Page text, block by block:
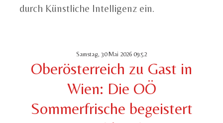
durch Künstliche Intelligenz ein.
Samstag, 30 Mai 2026 09:52
Oberösterreich zu Gast in
Wien: Die OÖ
Sommerfrische begeistert